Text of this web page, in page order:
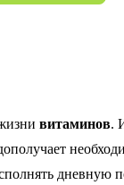
витаминов.
дневную